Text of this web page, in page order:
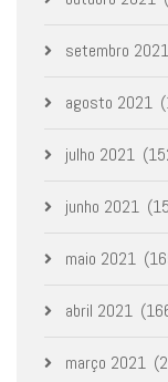
setembro 2021
agosto 2021
julho 2021
junho 2021
maio 2021
abril 2021
março 2021